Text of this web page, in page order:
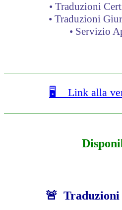
• Traduzioni
• Traduzioni
• Servizio
🖥 Link alla
🚨